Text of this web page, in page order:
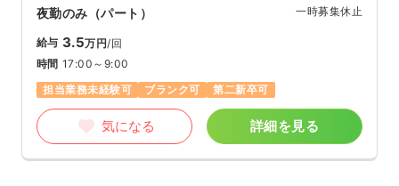
夜勤のみ（パート） 一時募集休止
給与 3.5万円/回
時間 17:00～9:00
担当業務未経験可
ブランク可 第二新卒可
気になる 詳細を見る